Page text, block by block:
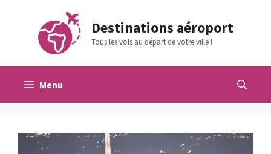
contenu
Destinations aéroport
Tous les vols au départ de votre ville !
Menu